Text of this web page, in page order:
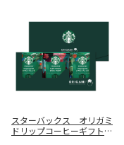
スターバックス オリガミ
ドリップコーヒーギフトＡ